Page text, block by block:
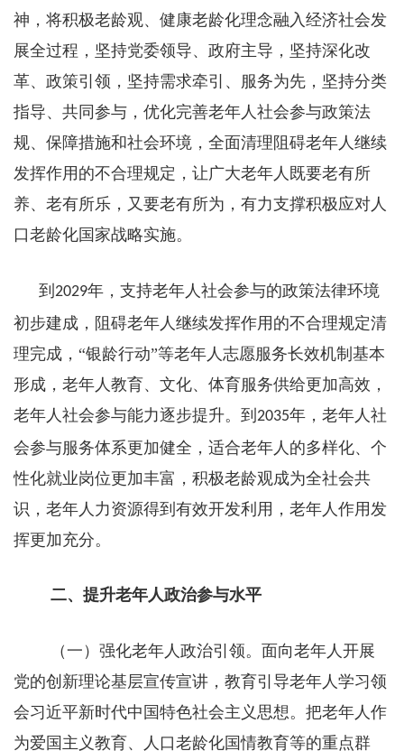
神，将积极老龄观、健康老龄化理念融入经济社会发
展全过程，坚持党委领导、政府主导，坚持深化改
革、政策引领，坚持需求牵引、服务为先，坚持分类
指导、共同参与，优化完善老年人社会参与政策法
规、保障措施和社会环境，全面清理阻碍老年人继续
发挥作用的不合理规定，让广大老年人既要老有所
养、老有所乐，又要老有所为，有力支撑积极应对人
口老龄化国家战略实施。
到 2029年，支持老年人社会参与的政策法律环境
初步建成，阻碍老年人继续发挥作用的不合理规定清
理完成，“银龄行动”等老年人志愿服务长效机制基本
形成，老年人教育、文化、体育服务供给更加高效，
老年人社会参与能力逐步提升。到 2035年，老年人社
会参与服务体系更加健全，适合老年人的多样化、个
性化就业岗位更加丰富，积极老龄观成为全社会共
识，老年人力资源得到有效开发利用，老年人作用发
挥更加充分。
二、 提升老年人政治参与水平
（一）强化老年人政治引领。面向老年人开展
党的创新理论基层宣传宣讲，教育引导老年人学习领
会习近平新时代中国特色社会主义思想。把老年人作
为爱国主义教育、人口老龄化国情教育等的重点群